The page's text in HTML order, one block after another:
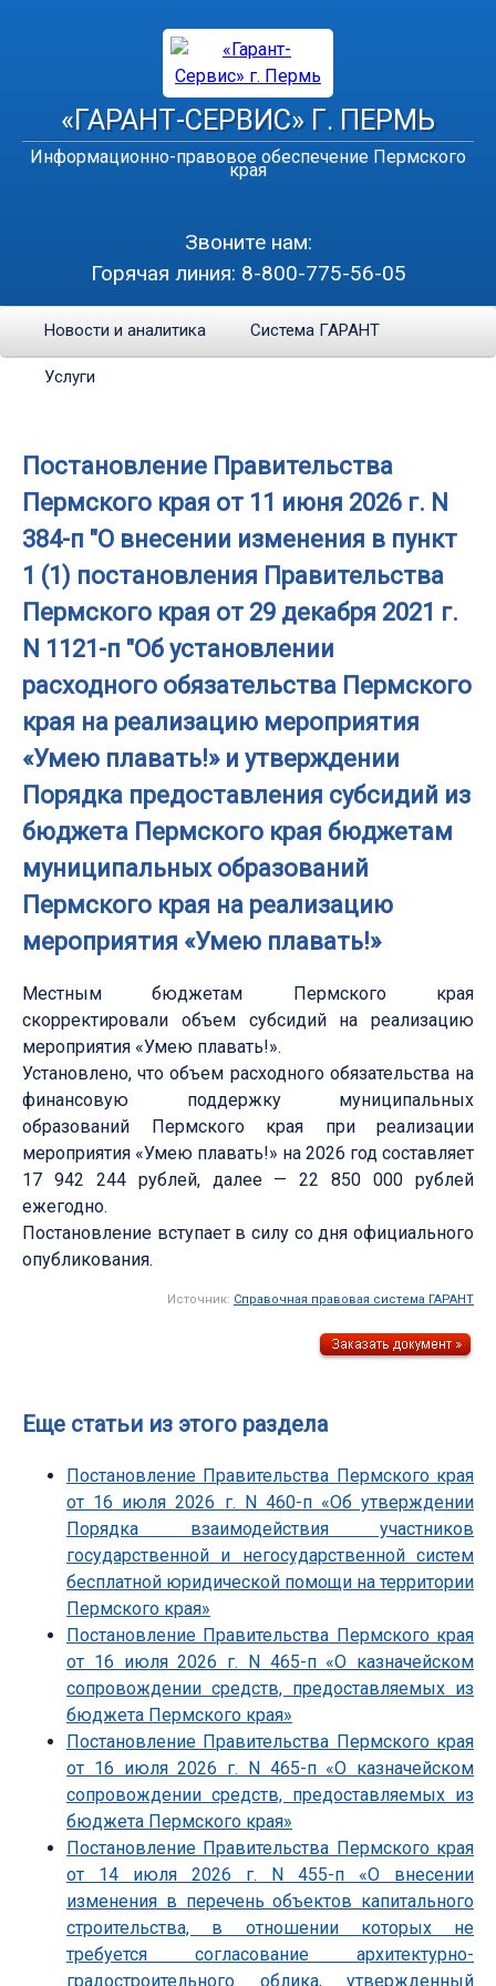
«ГАРАНТ-СЕРВИС» Г. ПЕРМЬ
Информационно-правовое обеспечение Пермского
края
Звоните нам:
Горячая линия: 8-800-775-56-05
Новости и аналитика Система ГАРАНТ
Услуги
Постановление Правительства
Пермского края от 11 июня 2026 г. N
384-п "О внесении изменения в пункт
1 (1) постановления Правительства
Пермского края от 29 декабря 2021 г.
N 1121-п "Об установлении
расходного обязательства Пермского
края на реализацию мероприятия
«Умею плавать!» и утверждении
Порядка предоставления субсидий из
бюджета Пермского края бюджетам
муниципальных образований
Пермского края на реализацию
мероприятия «Умею плавать!»
Местным бюджетам Пермского края
скорректировали объем субсидий на реализацию
мероприятия «Умею плавать!».
Установлено, что объем расходного обязательства на
финансовую поддержку муниципальных
образований Пермского края при реализации
мероприятия «Умею плавать!» на 2026 год составляет
17 942 244 рублей, далее — 22 850 000 рублей
ежегодно.
Постановление вступает в силу со дня официального
опубликования.
Источник: Справочная правовая система ГАРАНТ
Еще статьи из этого раздела
Постановление Правительства Пермского края
от 16 июля 2026 г. N 460-п «Об утверждении
Порядка взаимодействия участников
государственной и негосударственной систем
бесплатной юридической помощи на территории
Пермского края»
Постановление Правительства Пермского края
от 16 июля 2026 г. N 465-п «О казначейском
сопровождении средств, предоставляемых из
бюджета Пермского края»
Постановление Правительства Пермского края
от 16 июля 2026 г. N 465-п «О казначейском
сопровождении средств, предоставляемых из
бюджета Пермского края»
Постановление Правительства Пермского края
от 14 июля 2026 г. N 455-п «О внесении
изменения в перечень объектов капитального
строительства, в отношении которых не
требуется согласование архитектурно-
градостроительного облика, утвержденный